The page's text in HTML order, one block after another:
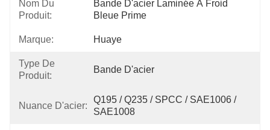
Nom Du
Produit:
Bande D'acier Laminée À Froid
Bleue Prime
Marque: Huaye
Type De
Produit:
Bande D'acier
Nuance D'acier:
Q195 / Q235 / SPCC / SAE1006 /
SAE1008